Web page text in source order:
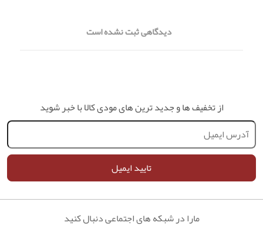
دیدگاهی ثبت نشده است
از تخفیف ها و جدید ترین های مودی کالا با خبر شوید
تایید ایمیل
مارا در شبکه های اجتماعی دنبال کنید